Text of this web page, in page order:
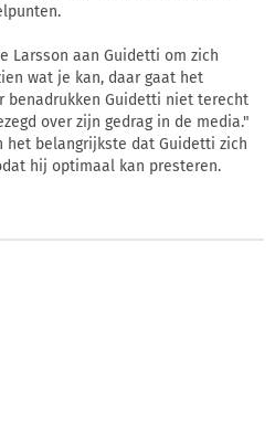
Larsson aan Guidetti om zich
wat je kan, daar gaat het
benadrukken Guidetti niet terecht
over zijn gedrag in de media."
het belangrijkste dat Guidetti zich
hij optimaal kan presteren.